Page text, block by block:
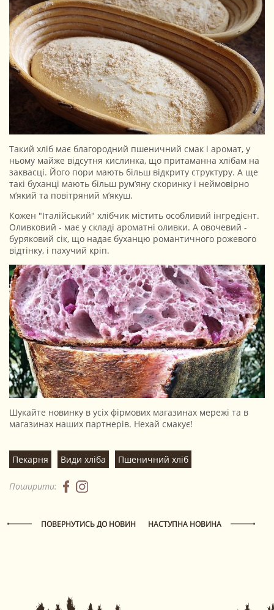
Такий хліб має благородний пшеничний смак і аромат, у
ньому майже відсутня кислинка, що притаманна хлібам на
заквасці. Його пори мають більш відкриту структуру. А ще
такі буханці мають більш рум’яну скоринку і неймовірно
м’який та повітряний м’якуш.
Кожен "Італійський" хлібчик містить особливий інгредієнт.
Оливковий - має у складі ароматні оливки. А овочевий -
буряковий сік, що надає буханцю романтичного рожевого
відтінку, і пахучий кріп.
Шукайте новинку в усіх фірмових магазинах мережі та в
магазинах наших партнерів. Нехай смакує!
Пекарня Види хліба Пшеничний хліб
Поширити:
ПОВЕРНУТИСЬ ДО НОВИН НАСТУПНА НОВИНА